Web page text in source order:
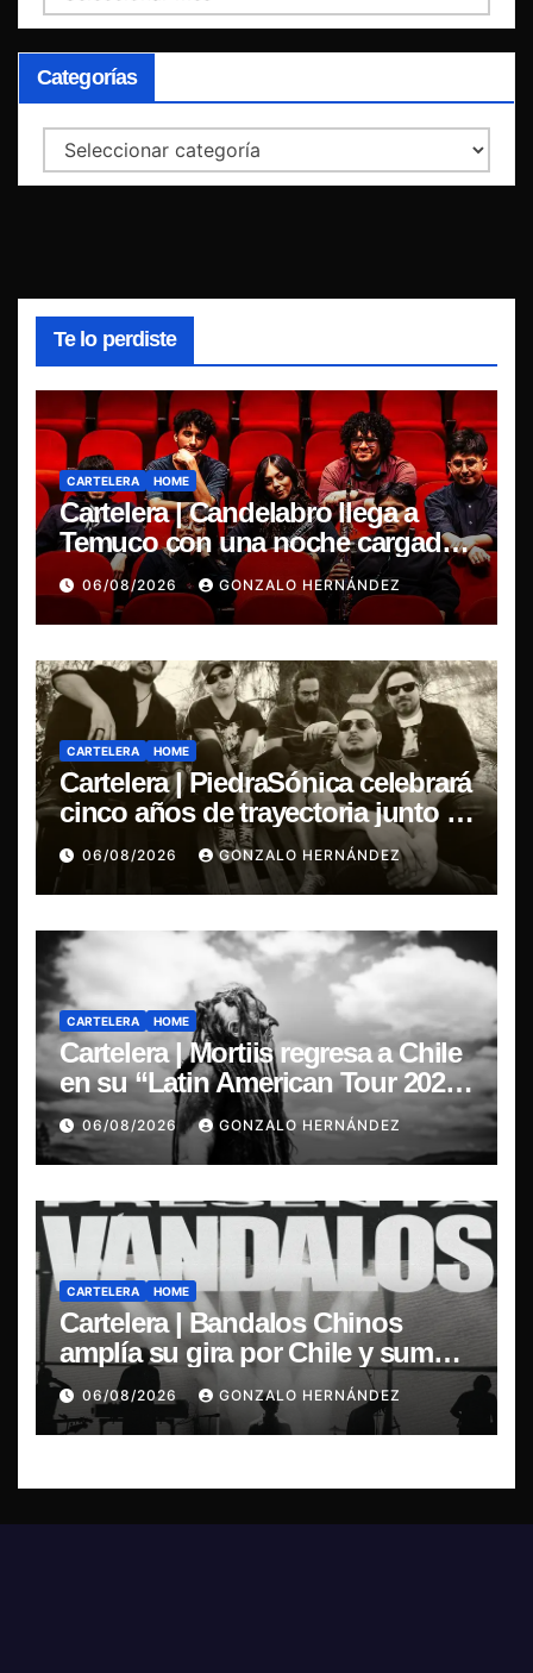
Categorías
Categorías
Te lo perdiste
CARTELERA HOME
Cartelera | Candelabro llega a
Temuco con una noche cargada
de indie
06/08/2026 GONZALO HERNÁNDEZ
CARTELERA HOME
Cartelera | PiedraSónica celebrará
cinco años de trayectoria junto a
The Ganjas en el Bar de René
06/08/2026 GONZALO HERNÁNDEZ
CARTELERA HOME
Cartelera | Mortiis regresa a Chile
en su “Latin American Tour 2026”
y exclusivo show en Sala RBX
06/08/2026 GONZALO HERNÁNDEZ
CARTELERA HOME
Cartelera | Bandalos Chinos
amplía su gira por Chile y suma
concierto en Concepción
06/08/2026 GONZALO HERNÁNDEZ